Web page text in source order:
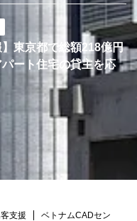
】東京都で総額218億円
ート住宅の貸主を応
支援
ベトナムCADセン